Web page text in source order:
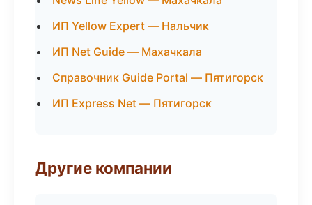
ИП Yellow Expert — Нальчик
ИП Net Guide — Махачкала
Справочник Guide Portal — Пятигорск
ИП Express Net — Пятигорск
Другие компании